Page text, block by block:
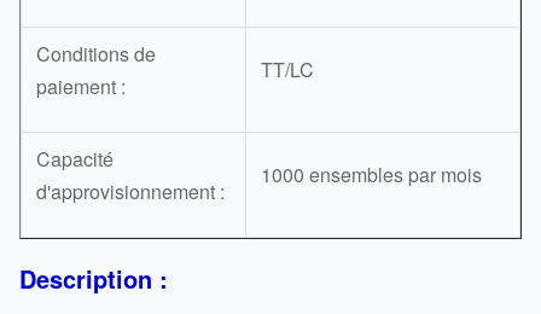
Conditions de
paiement :
TT/LC
Capacité
d'approvisionnement :
1000 ensembles par mois
Description :